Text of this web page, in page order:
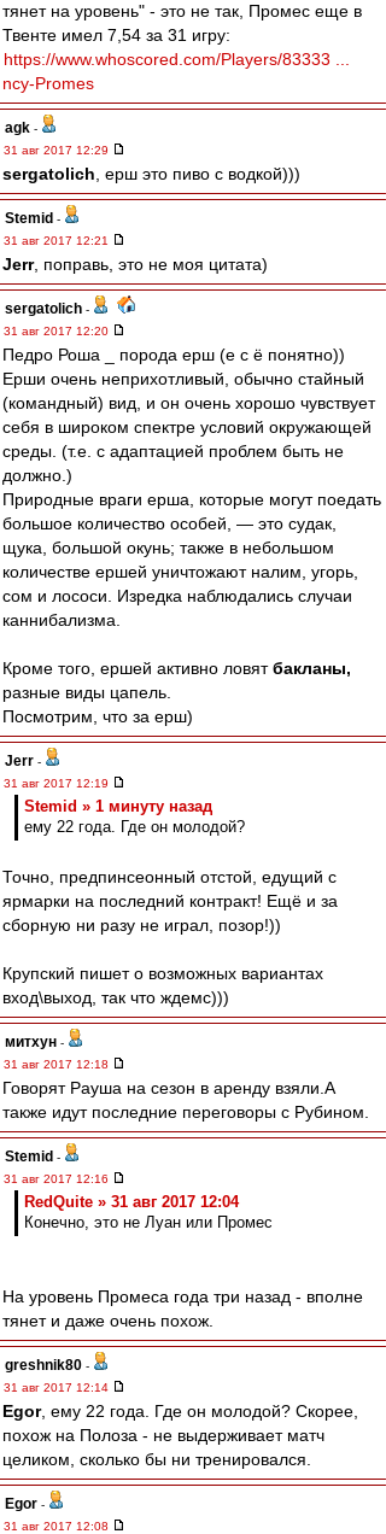
тянет на уровень" - это не так, Промес еще в
Твенте имел 7,54 за 31 игру:
https://www.whoscored.com/Players/83333 ...
ncy-Promes
agk -
31 авг 2017 12:29
sergatolich , ерш это пиво с водкой)))
Stemid -
31 авг 2017 12:21
Jerr, поправь, это не моя цитата)
sergatolich -
31 авг 2017 12:20
Педро Роша _ порода ерш (е с ё понятно))
Ерши очень неприхотливый, обычно стайный
(командный) вид, и он очень хорошо чувствует
себя в широком спектре условий окружающей
среды. (т.е. с адаптацией проблем быть не
должно.)
Природные враги ерша, которые могут поедать
большое количество особей, — это судак,
щука, большой окунь; также в небольшом
количестве ершей уничтожают налим, угорь,
сом и лососи. Изредка наблюдались случаи
каннибализма.
Кроме того, ершей активно ловятбакланы,
разные виды цапель.
Посмотрим, что за ерш)
Jerr -
31 авг 2017 12:19
Stemid » 1 минуту назад
ему 22 года. Где он молодой?
Точно, предпинсеонный отстой, едущий с
ярмарки на последний контракт! Ещё и за
сборную ни разу не играл, позор!))
Крупский пишет о возможных вариантах
вход\выход, так что ждемс)))
митхун -
31 авг 2017 12:18
Говорят Рауша на сезон в аренду взяли.А
также идут последние переговоры с Рубином.
Stemid -
31 авг 2017 12:16
RedQuite » 31 авг 2017 12:04
Конечно, это не Луан или Промес
На уровень Промеса года три назад - вполне
тянет и даже очень похож.
greshnik80 -
31 авг 2017 12:14
Egor, ему 22 года. Где он молодой? Скорее,
похож на Полоза - не выдерживает матч
целиком, сколько бы ни тренировался.
Egor -
31 авг 2017 12:08